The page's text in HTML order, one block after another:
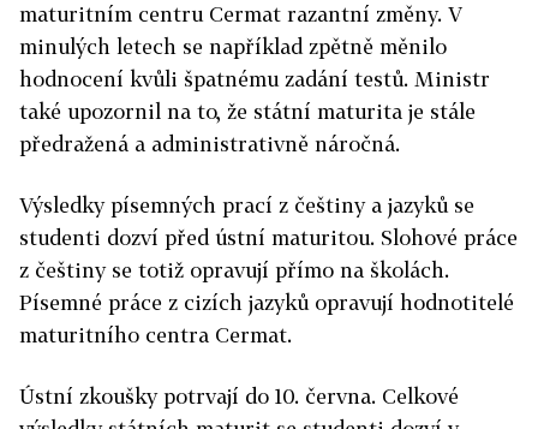
maturitním centru Cermat razantní změny. V
minulých letech se například zpětně měnilo
hodnocení kvůli špatnému zadání testů. Ministr
také upozornil na to, že státní maturita je stále
předražená a administrativně náročná.
Výsledky písemných prací z češtiny a jazyků se
studenti dozví před ústní maturitou. Slohové práce
z češtiny se totiž opravují přímo na školách.
Písemné práce z cizích jazyků opravují hodnotitelé
maturitního centra Cermat.
Ústní zkoušky potrvají do 10. června. Celkové